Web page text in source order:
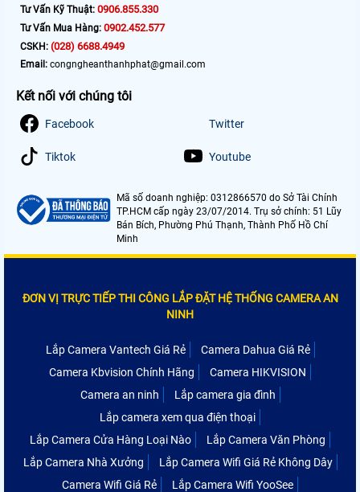
Tư Vấn Kỹ Thuật: 0906.855.330
Tư Vấn Mua Hàng: 0902.452.577
CSKH: (028) 6688.4949
Email: congngheanthanhphat@gmail.com
Kết nối với chúng tôi
Facebook Twitter
Tiktok Youtube
Mã số doanh nghiệp: 0312866570 do Sở Tài Chính
TP.HCM cấp ngày 23/07/2014. Trụ sở chính: 51 Lũy
Bán Bích, Phường Phú Thạnh, Thành Phố Hồ Chí
Minh
ĐƠN VỊ TRỰC TIẾP THI CÔNG LẮP ĐẶT HỆ THỐNG CAMERA AN
NINH
Lắp Camera Vantech Giá Rẻ
Camera Dahua Giá Rẻ
Camera Kbvision Chính Hãng
Camera HIKVISION
Camera an ninh
Lắp camera gia đình
Lắp camera xem qua điện thoại
Lắp Camera Cửa Hàng Loại Nào
Lắp Camera Văn Phòng
Lắp Camera Nhà Xưởng
Lắp Camera Wifi Giá Rẻ Không Dây
Camera Wifi Giá Rẻ
Lắp Camera Wifi YooSee